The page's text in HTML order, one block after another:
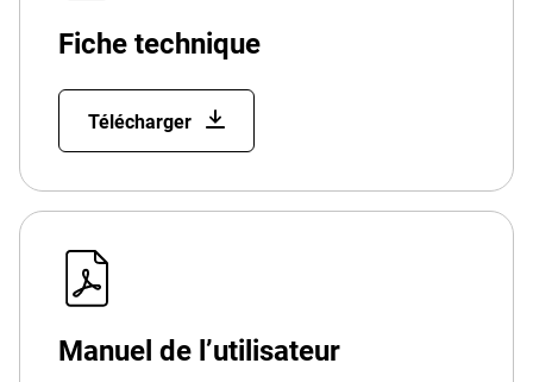
Fiche technique
Télécharger
Manuel de l’utilisateur